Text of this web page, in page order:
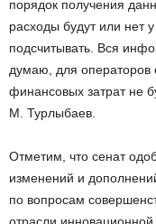
порядок получения
расходы будут или нет
подсчитывать. Вся
думаю, для операторов
финансовых затрат не
М. Турлыбаев.
Отметим, что сенат
изменений и
по вопросам